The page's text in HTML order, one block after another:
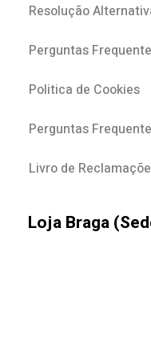
Resolução
Perguntas
Politica de Cookies
Perguntas
Livro de
Loja Braga